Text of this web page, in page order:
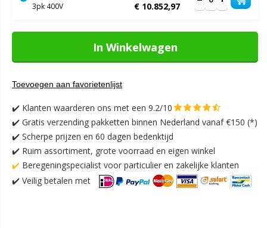
3pk 400V
€ 10.852,97
In Winkelwagen
Toevoegen aan favorietenlijst
✔️ Klanten waarderen ons met een 9.2/10
✔️ Gratis verzending pakketten binnen Nederland vanaf €150 (*)
✔️ Scherpe prijzen en 60 dagen bedenktijd
✔️ Ruim assortiment, grote voorraad en eigen winkel
✔️ Beregeningspecialist voor particulier en zakelijke klanten
✔️ Veilig betalen met